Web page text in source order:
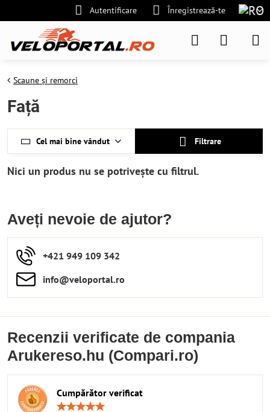
Autentificare Înregistrează-te
Scaune și remorci
Față
Cel mai bine vândut Filtrare
Aveți nevoie de ajutor?
+421 949 109 342
info​​@veloportal​.ro
Recenzii verificate de compania
Arukereso.hu (Compari.ro)
Cumpărător verificat